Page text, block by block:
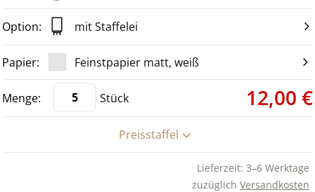
mit Staffelei
Feinstpapier matt, weiß
Stück 12,00 €
Preisstaffel
Lieferzeit: 3–6 Werktage
zuzüglich Versandkosten